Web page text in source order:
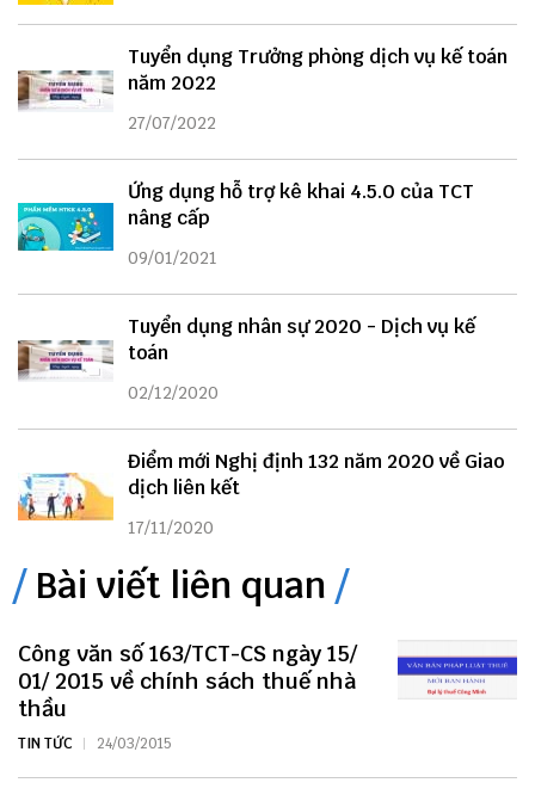
Tuyển dụng Trưởng phòng dịch vụ kế toán
năm 2022
27/07/2022
Ứng dụng hỗ trợ kê khai 4.5.0 của TCT
nâng cấp
09/01/2021
Tuyển dụng nhân sự 2020 - Dịch vụ kế
toán
02/12/2020
Điểm mới Nghị định 132 năm 2020 về Giao
dịch liên kết
17/11/2020
Bài viết liên quan
Công văn số 163/TCT-CS ngày 15/
01/ 2015 về chính sách thuế nhà
thầu
TIN TỨC 24/03/2015